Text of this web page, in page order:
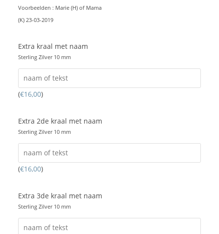
Voorbeelden : Marie (H) of Mama
(K) 23-03-2019
Extra kraal met naam
Sterling Zilver 10 mm
(€16,00)
Extra 2de kraal met naam
Sterling Zilver 10 mm
(€16,00)
Extra 3de kraal met naam
Sterling Zilver 10 mm